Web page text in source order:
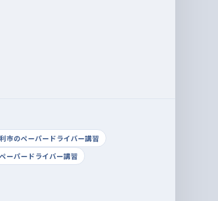
市のペーパードライバー講習
ーパードライバー講習